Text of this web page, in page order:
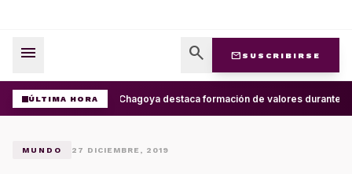
menu search mail SUSCRIBIRSE
ÚLTIMA HORARay Chagoya destaca formación de valores durante
MUNDO 27 DICIEMBRE, 2019